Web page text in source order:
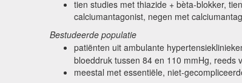
tien studies met thiazide + bèta-blokker,
calciumantagonist, negen met
Bestudeerde populatie
patiënten uit ambulante
bloeddruk tussen 84 en 110 mmHg, reeds
meestal met essentiële, niet-